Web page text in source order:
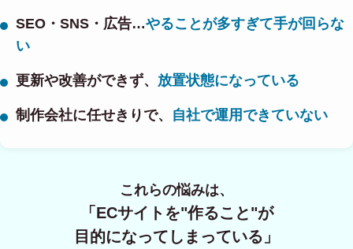
SEO・SNS・広告…やることが多すぎて手が回らな
い
更新や改善ができず、 放置状態になっている
制作会社に任せきりで、 自社で運用できていない
これらの悩みは、
「ECサイトを"作ること"が
目的になってしまっている」